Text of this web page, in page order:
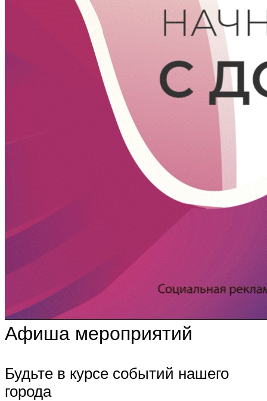
Афиша мероприятий
Будьте в курсе событий нашего
города